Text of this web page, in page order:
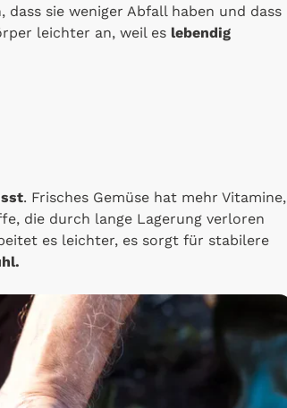
sie weniger Abfall haben und dass
leichter an, weil es lebendig
. Frisches Gemüse hat mehr Vitamine,
die durch lange Lagerung verloren
es leichter, es sorgt für stabilere